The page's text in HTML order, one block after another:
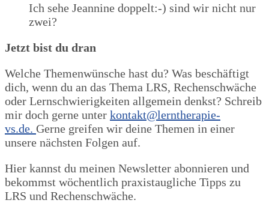
Ich sehe Jeannine doppelt:-) sind wir nicht nur
zwei?
Jetzt bist du dran
Welche Themenwünsche hast du? Was beschäftigt
dich, wenn du an das Thema LRS, Rechenschwäche
oder Lernschwierigkeiten allgemein denkst? Schreib
mir doch gerne unter kontakt@lerntherapie-
vs.de. Gerne greifen wir deine Themen in einer
unsere nächsten Folgen auf.
Hier kannst du meinen Newsletter abonnieren und
bekommst wöchentlich praxistaugliche Tipps zu
LRS und Rechenschwäche.